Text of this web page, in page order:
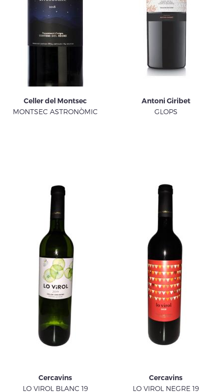
Celler del Montsec
MONTSEC ASTRONÒMIC
Antoni Giribet
GLOPS
Cercavins
LO VIROL BLANC 19
Cercavins
LO VIROL NEGRE 19